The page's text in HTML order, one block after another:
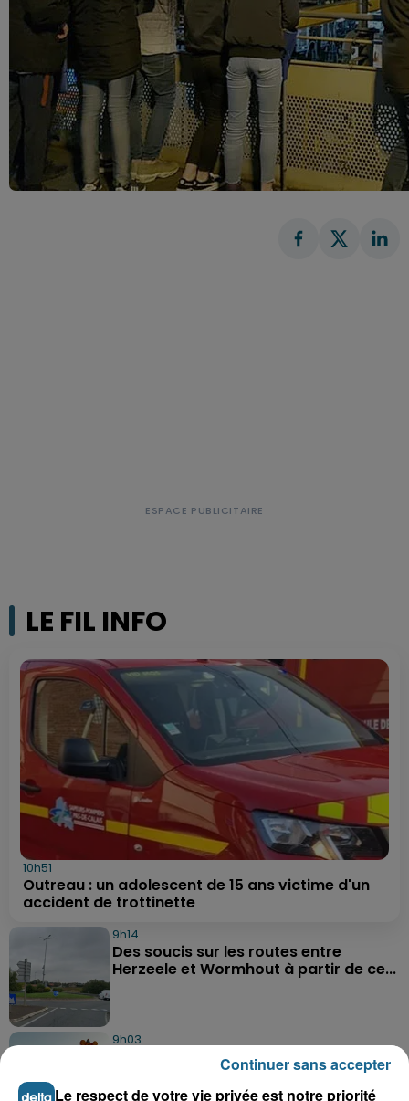
LE FIL INFO
10h51
Outreau : un adolescent de 15 ans victime d'un
accident de trottinette
9h14
Des soucis sur les routes entre
Herzeele et Wormhout à partir de ce...
9h03
Un homme de 50 ans gravement
blessé dans un accident de voiture à...
Le respect de votre vie privée est notre priorité
Continuer sans accepter